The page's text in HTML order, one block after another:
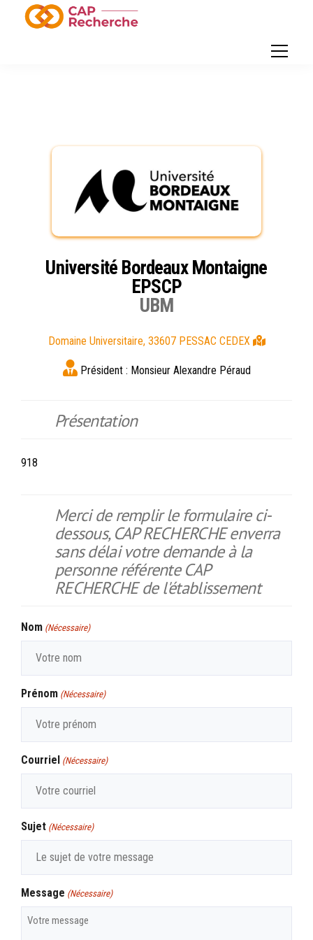
Université Bordeaux Montaigne
EPSCP
UBM
Domaine Universitaire, 33607 PESSAC CEDEX
Président : Monsieur Alexandre Péraud
Présentation
918
Merci de remplir le formulaire ci-
dessous, CAP RECHERCHE enverra
sans délai votre demande à la
personne référente CAP
RECHERCHE de l'établissement
Nom (Nécessaire)
Prénom (Nécessaire)
Courriel (Nécessaire)
Sujet (Nécessaire)
Message (Nécessaire)